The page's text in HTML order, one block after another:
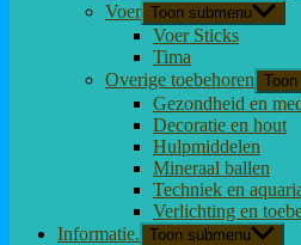
Voer Toon submenu
Voer Sticks
Tima
Overige toebehoren
Gezondheid en
Decoratie en hout
Hulpmiddelen
Mineraal ballen
Techniek en
Verlichting en
Informatie. Toon submenu